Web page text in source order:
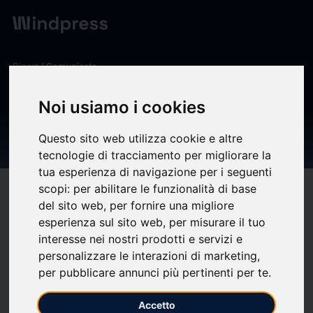
Noi usiamo i cookies
Questo sito web utilizza cookie e altre
tecnologie di tracciamento per migliorare la
tua esperienza di navigazione per i seguenti
scopi: per abilitare le funzionalità di base
del sito web, per fornire una migliore
esperienza sul sito web, per misurare il tuo
interesse nei nostri prodotti e servizi e
personalizzare le interazioni di marketing,
per pubblicare annunci più pertinenti per te.
Accetto
Digest/ Comunicato
BOLOGNAFIERE SPA:
INTERNAL DEALING CCIAA
Compatibilità help
(0)bookmark_borderupload Condividi
BOLOGNAFIERE SPA: INTERNAL DEALING CCIAA